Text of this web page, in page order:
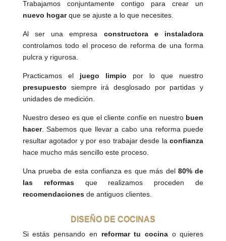
Trabajamos conjuntamente contigo para crear un
nuevo hogarque se ajuste a lo que necesites.
Al ser una empresa constructora e instaladora
controlamos todo el proceso de reforma de una forma
pulcra y rigurosa.
Practicamos eljuego limpio por lo que nuestro
presupuesto siempre irá desglosado por partidas y
unidades de medición.
Nuestro deseo es que el cliente confíe en nuestro buen
hacer. Sabemos que llevar a cabo una reforma puede
resultar agotador y por eso trabajar desde la confianza
hace mucho más sencillo este proceso.
Una prueba de esta confianza es que más del 80% de
las reformasque realizamos proceden de
recomendacionesde antiguos clientes.
DISEÑO DE COCINAS
Si estás pensando en reformar tu cocinao quieres